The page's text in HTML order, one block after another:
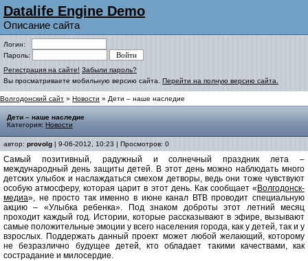
Datalife Engine Demo
Описание сайта
Логин:
Пароль:
Регистрация на сайте! Забыли пароль?
Вы просматриваете мобильную версию сайта. Перейти на полную версию сайта.
Волгодонский сайт » Новости » Дети – наше наследие
Дети – наше наследие
Категория: Новости
автор: provolg | 9-06-2012, 10:23 | Просмотров: 0
Самый позитивный, радужный и солнечный праздник лета –
международный день защиты детей. В этот день можно наблюдать много
детских улыбок и наслаждаться смехом детворы, ведь они тоже чувствуют
особую атмосферу, которая царит в этот день. Как сообщает « Волгодонск-
медиа», не просто так именно в июне канал ВТВ проводит специальную
акцию – «Улыбка ребенка». Под знаком доброты этот летний месяц
проходит каждый год. Истории, которые рассказывают в эфире, вызывают
самые положительные эмоции у всего населения города, как у детей, так и у
взрослых. Поддержать данный проект может любой желающий, которому
не безразлично будущее детей, кто обладает такими качествами, как
сострадание и милосердие.